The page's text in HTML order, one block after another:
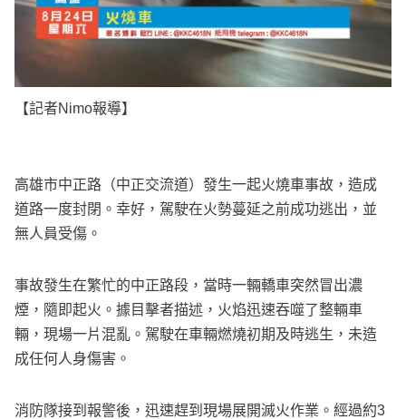
【記者Nimo報導】
高雄市中正路（中正交流道）發生一起火燒車事故，造成
道路一度封閉。幸好，駕駛在火勢蔓延之前成功逃出，並
無人員受傷。
事故發生在繁忙的中正路段，當時一輛轎車突然冒出濃
煙，隨即起火。據目擊者描述，火焰迅速吞噬了整輛車
輛，現場一片混亂。駕駛在車輛燃燒初期及時逃生，未造
成任何人身傷害。
消防隊接到報警後，迅速趕到現場展開滅火作業。經過約3